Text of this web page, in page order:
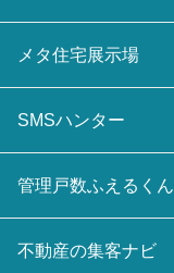
メタ住宅展示場
SMSハンター
管理戸数ふえるくん
不動産の集客ナビ